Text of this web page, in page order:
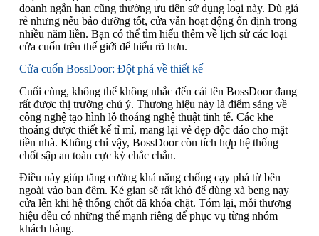
doanh ngắn hạn cũng thường ưu tiên sử dụng loại này. Dù giá
rẻ nhưng nếu bảo dưỡng tốt, cửa vẫn hoạt động ổn định trong
nhiều năm liền. Bạn có thể tìm hiểu thêm về lịch sử các loại
cửa cuốn trên thế giới để hiểu rõ hơn.
Cửa cuốn BossDoor: Đột phá về thiết kế
Cuối cùng, không thể không nhắc đến cái tên BossDoor đang
rất được thị trường chú ý. Thương hiệu này là điểm sáng về
công nghệ tạo hình lỗ thoáng nghệ thuật tinh tế. Các khe
thoáng được thiết kế tỉ mỉ, mang lại vẻ đẹp độc đáo cho mặt
tiền nhà. Không chỉ vậy, BossDoor còn tích hợp hệ thống
chốt sập an toàn cực kỳ chắc chắn.
Điều này giúp tăng cường khả năng chống cạy phá từ bên
ngoài vào ban đêm. Kẻ gian sẽ rất khó để dùng xà beng nạy
cửa lên khi hệ thống chốt đã khóa chặt. Tóm lại, mỗi thương
hiệu đều có những thế mạnh riêng để phục vụ từng nhóm
khách hàng.